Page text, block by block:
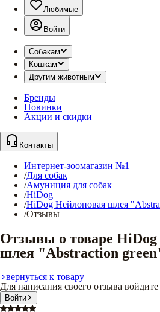
Любимые
Войти
Собакам
Кошкам
Другим животным
Бренды
Новинки
Акции и скидки
Контакты
Интернет-зоомагазин №1
/Для собак
/Амуниция для собак
/HiDog
/HiDog Нейлоновая шлея
/Отзывы
Отзывы о товаре
шлея "Abstraction
вернуться к товару
Для написания своего отзыва
Войти